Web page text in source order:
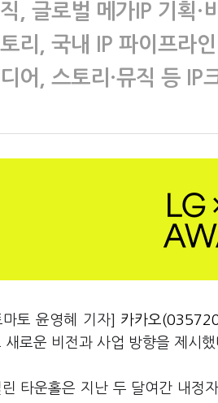
, 글로벌 메가IP 기획·
리, 국내 IP 파이프라
어, 스토리·뮤직 등 IP
마토 윤영혜 기자] 카카오
새로운 비전과 사업 방향을 제시
타운홀은 지난 두 달여간 내정